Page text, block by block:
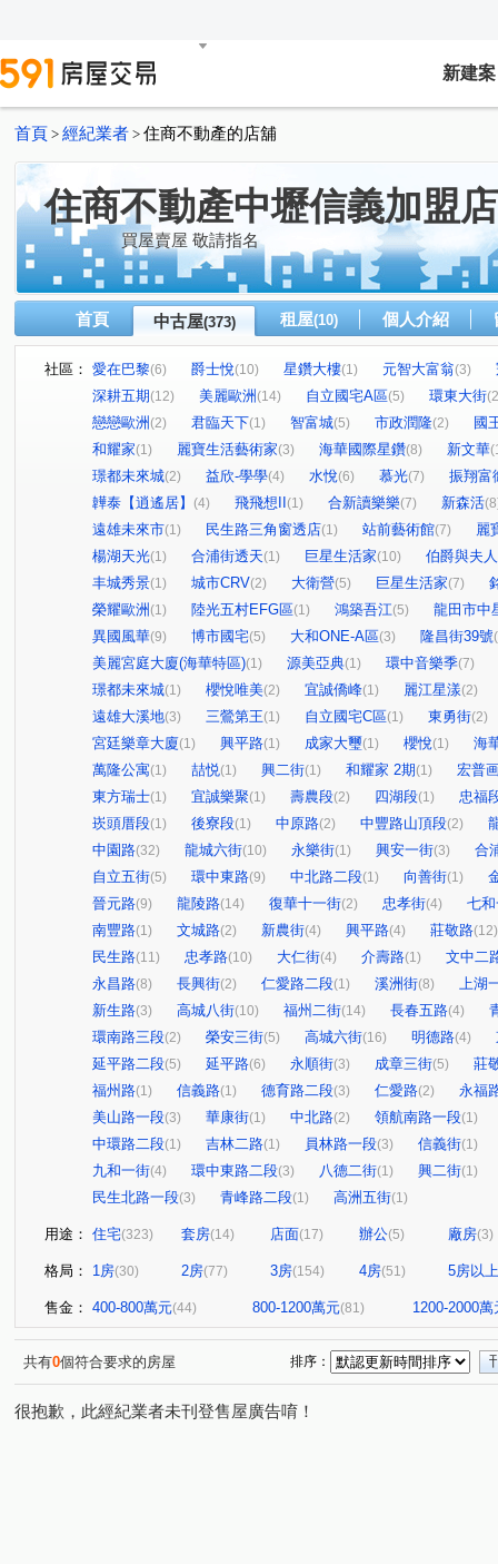
新建案
首頁 > 經紀業者 > 住商不動產的店舖
住商不動產中壢信義加盟店
買屋賣屋 敬請指名
首頁 中古屋(373) 租屋(10) 個人介紹
社區： 愛在巴黎(6) 爵士悅(10) 星鑽大樓(1) 元智大富翁(3)
深耕五期(12) 美麗歐洲(14) 自立國宅A區(5) 環東大街
戀戀歐洲(2) 君臨天下(1) 智富城(5) 市政潤隆(2)
國
和耀家(1) 麗寶生活藝術家(3) 海華國際星鑽(8) 新文華
璟都未來城(2) 益欣-學學(4) 水悅(6) 慕光(7)
振翔富
韡泰【逍遙居】
(4) 飛飛想II (1) 合新讀樂樂(7) 新森活
遠雄未來市(1) 民生路三角窗透店(1) 站前藝術館(7)
麗
楊湖天光(1) 合浦街透天(1) 巨星生活家(10)
伯爵與夫人
丰城秀景(1) 城市CRV(2) 大衛營(5) 巨星生活家(7)
榮耀歐洲 (1) 陸光五村EFG區(1) 鴻築吾江(5)
龍田市中
異國風華(9) 博市國宅(5) 大和ONE-A區(3) 隆昌街39號
美麗宮庭大廈(海華特區)(1) 源美亞典(1) 環中音樂季(7)
璟都未來城(1) 櫻悅唯美(2) 宜誠僑峰(1) 麗江星漾(2)
遠雄大溪地(3) 三鶯第王(1) 自立國宅C區(1) 東勇街(2)
宮廷樂章大廈(1) 興平路(1) 成家大璽(1) 櫻悅(1)
海
萬隆公寓(1) 喆悦(1) 興二街(1) 和耀家 2期(1)
宏普
東方瑞士(1) 宜誠樂聚(1) 壽農段(2) 四湖段(1)
忠福
崁頭厝段(1) 後寮段(1) 中原路(2) 中豐路山頂段(2)
中園路(32) 龍城六街(10) 永樂街(1) 興安一街(3)
合
自立五街(5) 環中東路(9) 中北路二段(1) 向善街(1)
晉元路(9) 龍陵路(14) 復華十一街(2) 忠孝街(4)
七
南豐路(1) 文城路(2) 新農街(4) 興平路(4) 莊敬路(12)
民生路(11) 忠孝路(10) 大仁街(4) 介壽路(1)
文中二
永昌路(8) 長興街(2) 仁愛路二段(1) 溪洲街(8)
上湖
新生路(3) 高城八街(10) 福州二街(14) 長春五路(4)
環南路三段(2) 榮安三街(5) 高城六街(16) 明德路(4)
延平路二段(5) 延平路(6) 永順街(3) 成章三街(5)
莊
福州路(1) 信義路(1) 德育路二段(3) 仁愛路(2)
永福
美山路一段(3) 華康街(1) 中北路(2) 領航南路一段(1)
中環路二段(1) 吉林二路(1) 員林路一段(3) 信義街(1)
九和一街(4) 環中東路二段(3) 八德二街(1) 興二街(1)
民生北路一段(3) 青峰路二段(1) 高洲五街(1)
用途： 住宅(323) 套房(14) 店面(17) 辦公(5) 廠房(3)
格局： 1房(30) 2房(77) 3房(154) 4房(51) 5房以上
售金： 400-800萬元(44) 800-1200萬元(81) 1200-2000萬
共有0個符合要求的房屋 排序：
很抱歉，此經紀業者未刊登售屋廣告唷！